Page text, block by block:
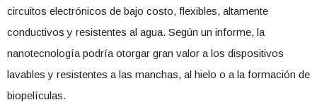
circuitos electrónicos de bajo costo, flexibles, altamente
conductivos y resistentes al agua. Según un informe, la
nanotecnología podría otorgar gran valor a los dispositivos
lavables y resistentes a las manchas, al hielo o a la formación de
biopelículas.